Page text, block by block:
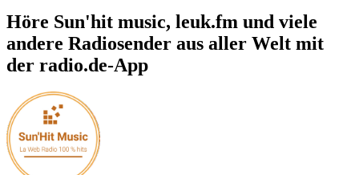
Höre Sun'hit music, leuk.fm und viele
andere Radiosender aus aller Welt mit
der radio.de-App